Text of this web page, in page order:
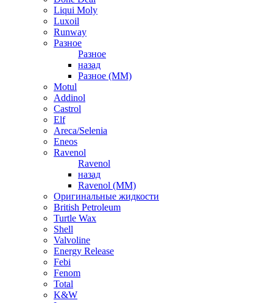
Liqui Moly
Luxoil
Runway
Разное
Разное
назад
Разное (ММ)
Motul
Addinol
Castrol
Elf
Areca/Selenia
Eneos
Ravenol
Ravenol
назад
Ravenol (ММ)
Оригинальные жидкости
British Petroleum
Turtle Wax
Shell
Valvoline
Energy Release
Febi
Fenom
Total
K&W